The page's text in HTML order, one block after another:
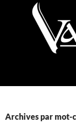
Archives par mot-